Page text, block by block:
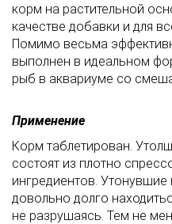
корм на растительной
качестве добавки и для
Помимо весьма
выполнен в идеальном
рыб в аквариуме со
Применение
Корм таблетирован.
состоят из плотно
ингредиентов. Утонувшие
довольно долго
не разрушаясь. Тем не